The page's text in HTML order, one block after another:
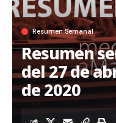
Resumen Semanal
Resumen
del 27 de
de 2020